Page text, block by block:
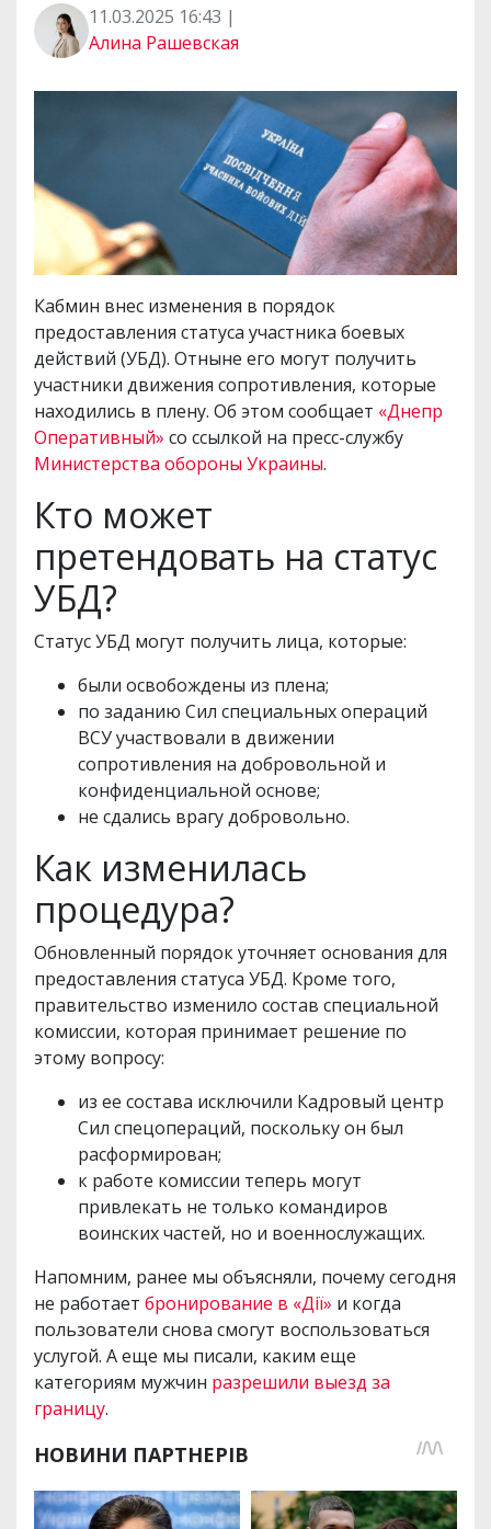
11.03.2025 16:43 |
Алина Рашевская
Кабмин внес изменения в порядок
предоставления статуса участника боевых
действий (УБД). Отныне его могут получить
участники движения сопротивления, которые
находились в плену. Об этом сообщает «Днепр
Оперативный» со ссылкой на пресс-службу
Министерства обороны Украины.
Кто может
претендовать на статус
УБД?
Статус УБД могут получить лица, которые:
были освобождены из плена;
по заданию Сил специальных операций
ВСУ участвовали в движении
сопротивления на добровольной и
конфиденциальной основе;
не сдались врагу добровольно.
Как изменилась
процедура?
Обновленный порядок уточняет основания для
предоставления статуса УБД. Кроме того,
правительство изменило состав специальной
комиссии, которая принимает решение по
этому вопросу:
из ее состава исключили Кадровый центр
Сил спецопераций, поскольку он был
расформирован;
к работе комиссии теперь могут
привлекать не только командиров
воинских частей, но и военнослужащих.
Напомним, ранее мы объясняли, почему сегодня
не работает бронирование в «Дії» и когда
пользователи снова смогут воспользоваться
услугой. А еще мы писали, каким еще
категориям мужчин разрешили выезд за
границу.